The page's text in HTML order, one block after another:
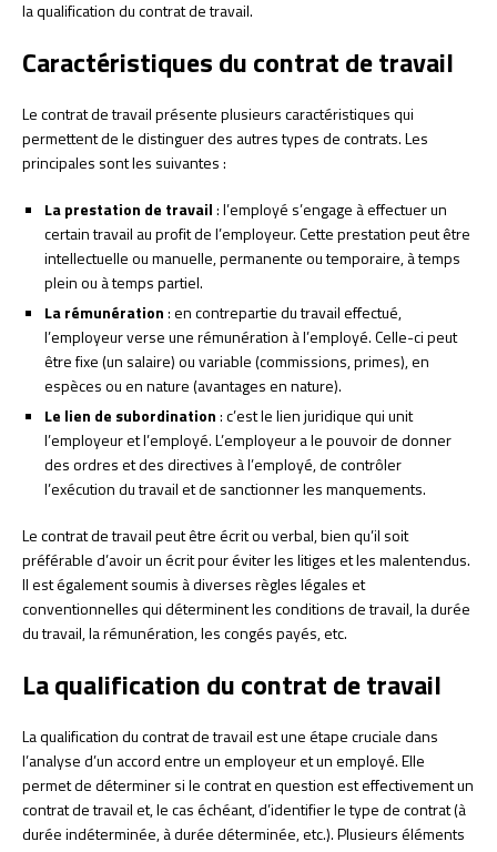
la qualification du contrat de travail.
Caractéristiques du contrat de travail
Le contrat de travail présente plusieurs caractéristiques qui
permettent de le distinguer des autres types de contrats. Les
principales sont les suivantes :
La prestation de travail: l’employé s’engage à effectuer un
certain travail au profit de l’employeur. Cette prestation peut être
intellectuelle ou manuelle, permanente ou temporaire, à temps
plein ou à temps partiel.
La rémunération: en contrepartie du travail effectué,
l’employeur verse une rémunération à l’employé. Celle-ci peut
être fixe (un salaire) ou variable (commissions, primes), en
espèces ou en nature (avantages en nature).
Le lien de subordination: c’est le lien juridique qui unit
l’employeur et l’employé. L’employeur a le pouvoir de donner
des ordres et des directives à l’employé, de contrôler
l’exécution du travail et de sanctionner les manquements.
Le contrat de travail peut être écrit ou verbal, bien qu’il soit
préférable d’avoir un écrit pour éviter les litiges et les malentendus.
Il est également soumis à diverses règles légales et
conventionnelles qui déterminent les conditions de travail, la durée
du travail, la rémunération, les congés payés, etc.
La qualification du contrat de travail
La qualification du contrat de travail est une étape cruciale dans
l’analyse d’un accord entre un employeur et un employé. Elle
permet de déterminer si le contrat en question est effectivement un
contrat de travail et, le cas échéant, d’identifier le type de contrat (à
durée indéterminée, à durée déterminée, etc.). Plusieurs éléments